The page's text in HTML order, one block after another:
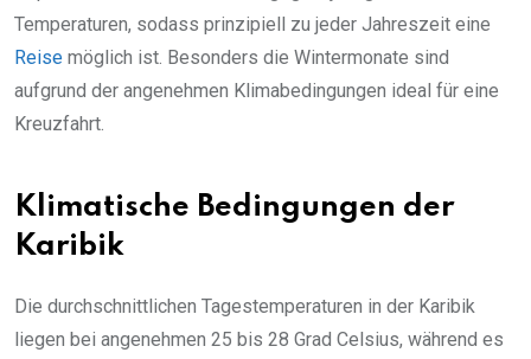
Temperaturen, sodass prinzipiell zu jeder Jahreszeit eine
Reise möglich ist. Besonders die Wintermonate sind
aufgrund der angenehmen Klimabedingungen ideal für eine
Kreuzfahrt.
Klimatische Bedingungen der
Karibik
Die durchschnittlichen Tagestemperaturen in der Karibik
liegen bei angenehmen 25 bis 28 Grad Celsius, während es